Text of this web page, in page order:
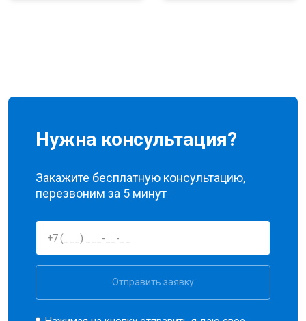
Нужна консультация?
Закажите бесплатную консультацию,
перезвоним за 5 минут
Отправить заявку